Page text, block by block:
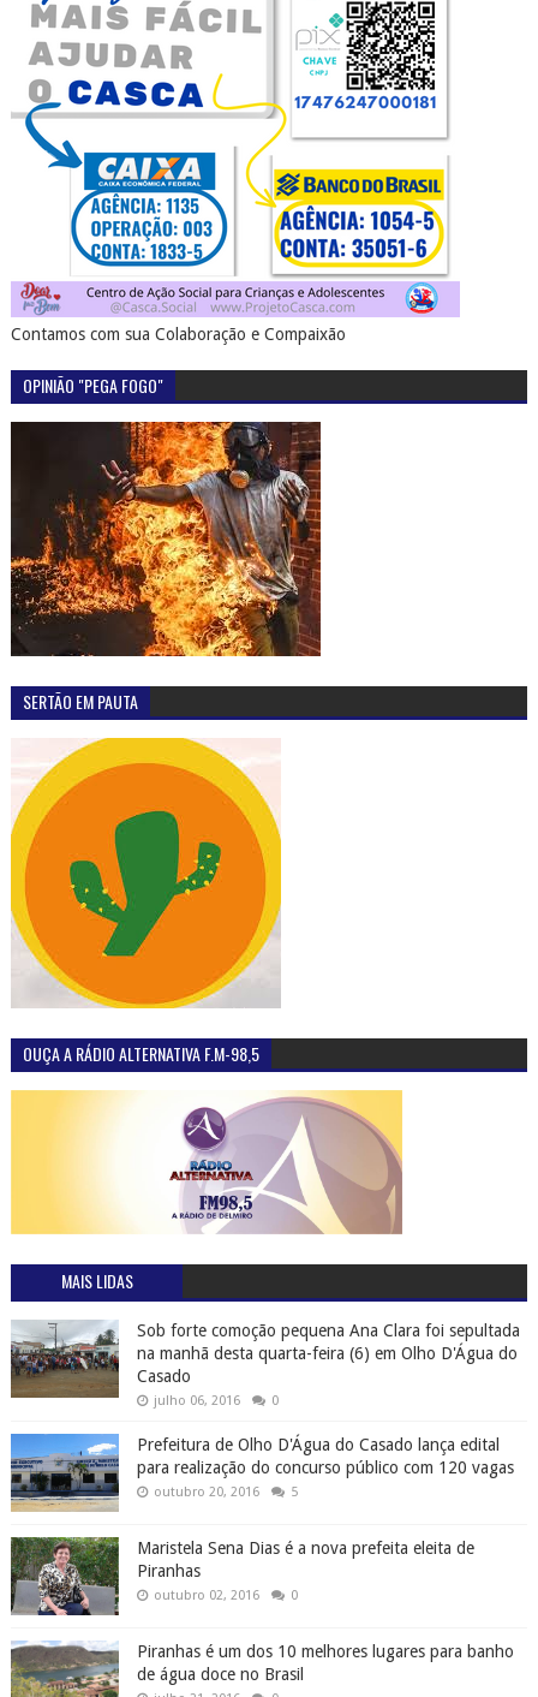
Contamos com sua Colaboração e Compaixão
OPINIÃO "PEGA FOGO"
SERTÃO EM PAUTA
OUÇA A RÁDIO ALTERNATIVA F.M-98,5
MAIS LIDAS
Sob forte comoção pequena Ana Clara foi sepultada
na manhã desta quarta-feira (6) em Olho D'Água do
Casado
julho 06, 2016 0
Prefeitura de Olho D'Água do Casado lança edital
para realização do concurso público com 120 vagas
outubro 20, 2016 5
Maristela Sena Dias é a nova prefeita eleita de
Piranhas
outubro 02, 2016 0
Piranhas é um dos 10 melhores lugares para banho
de água doce no Brasil